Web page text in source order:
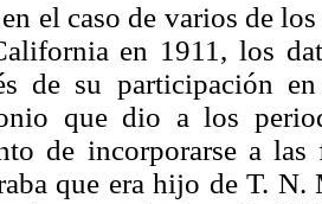
el caso de varios de
en 1911, los
de su participación
que dio a los
de incorporarse a
que era hijo de T.